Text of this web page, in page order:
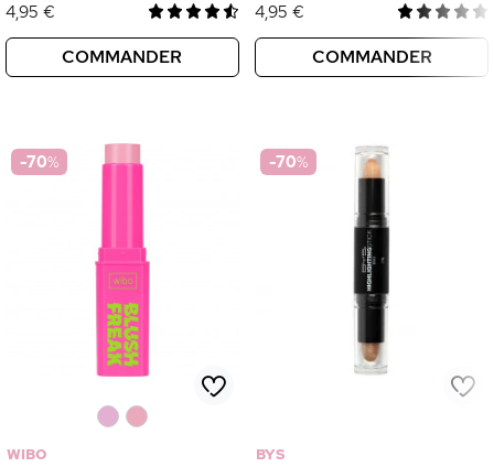
4,95 €
COMMANDER
4,95 €
COMMANDER
-70%
WIBO
-70%
BYS